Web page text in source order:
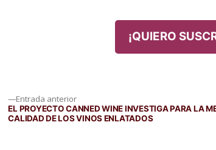
¡QUIERO
Entrada anteriorEntrada
anterior:
EL PROYECTO CANNED WINE INVESTIGA PARA LA
CALIDAD DE LOS VINOS ENLATADOS